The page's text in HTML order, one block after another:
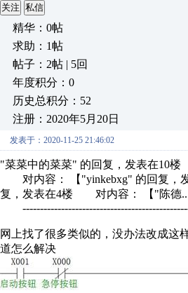
关注 私信
精华：0帖
求助：1帖
帖子：2帖 | 5回
年度积分：0
历史总积分：52
注册：2020年5月20日
发表于：2020-11-25 21:46:02
"菜菜中的菜菜" 的回复，发表在10楼
对内容： 【"yinkebxg" 的回复，
复，发表在4楼 对内容： 【"陈德...
网上找了很多类似的，没办法改成这
道怎么解决